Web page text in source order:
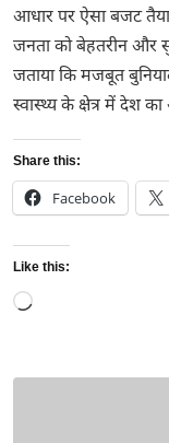
आधार पर ऐसा बजट
जनता को बेहतरीन और
जताया कि मजबूत
स्वास्थ्य के क्षेत्र में देश का
Share this:
Facebook
Like this:
Loading…